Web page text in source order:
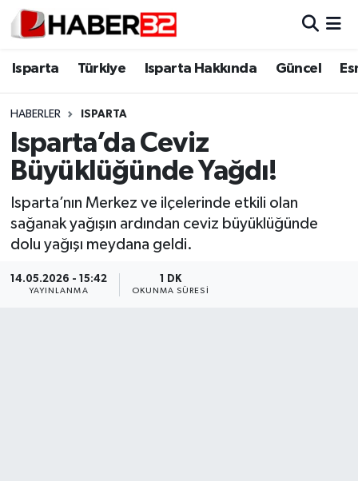
Isparta Türkiye Isparta Hakkında Güncel
HABERLER ISPARTA
Isparta’da Ceviz
Büyüklüğünde Yağdı!
Isparta’nın Merkez ve ilçelerinde etkili olan
sağanak yağışın ardından ceviz büyüklüğünde
dolu yağışı meydana geldi.
14.05.2026 - 15:42
YAYINLANMA
1 DK
OKUNMA SÜRESI
Isparta
Esnaf Diyor ki;
ASAYİŞ
BİLİM VE TEKNOLOJİ
Isparta Nöbetçi Eczaneler
Isparta Trafik Yoğunluk Haritası
Süper Lig Puan Durumu ve Fikstür
Tüm Manşetler